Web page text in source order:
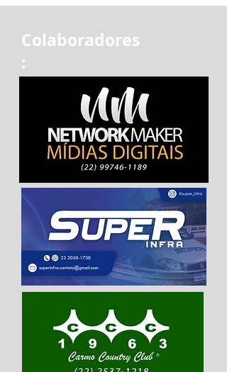
Colaboradores
: